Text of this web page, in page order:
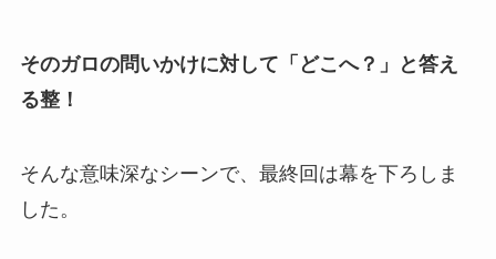
そのガロの問いかけに対して「どこへ？」と答え
る整！
そんな意味深なシーンで、最終回は幕を下ろしま
した。